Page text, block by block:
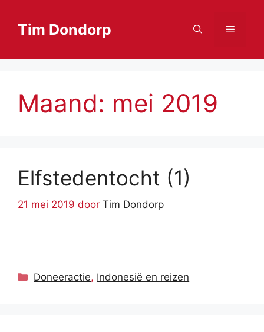
naarTim Dondorp Menu
Maand: mei 2019
Elfstedentocht (1)
21 mei 2019 door Tim Dondorp
Categorieën
Doneeractie, Indonesië en reizen